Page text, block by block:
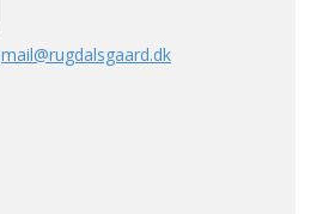
mail@rugdalsgaard.dk